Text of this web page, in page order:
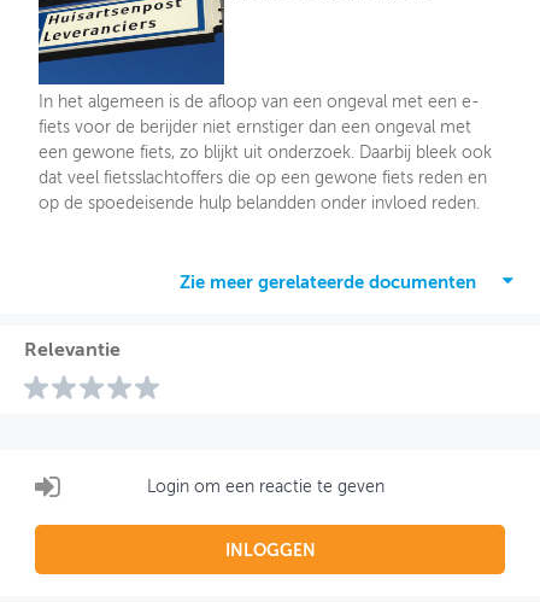
In het algemeen is de afloop van een ongeval met een e-
fiets voor de berijder niet ernstiger dan een ongeval met
een gewone fiets, zo blijkt uit onderzoek. Daarbij bleek ook
dat veel fietsslachtoffers die op een gewone fiets reden en
op de spoedeisende hulp belandden onder invloed reden.
Zie meer gerelateerde documenten
Relevantie
Login om een reactie te geven
INLOGGEN